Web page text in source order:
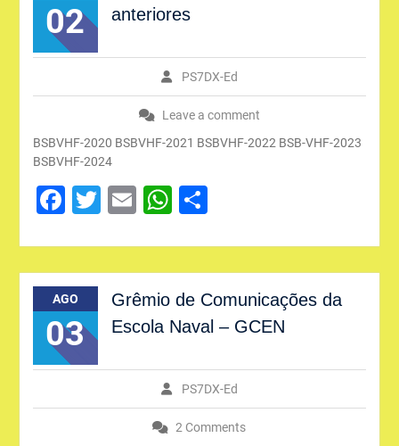
02
anteriores
PS7DX-Ed
Leave a comment
BSBVHF-2020 BSBVHF-2021 BSBVHF-2022 BSB-VHF-2023
BSBVHF-2024
Facebook
Twitter
EmailWhatsApp
Share
AGO
03
Grêmio de Comunicações da
Escola Naval – GCEN
PS7DX-Ed
2 Comments